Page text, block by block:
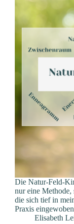
Die Natur-Feld-
nur eine Methode,
die sich tief in
Praxis
Elisabeth